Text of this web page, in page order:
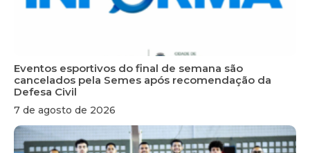
Eventos esportivos do final de semana são
cancelados pela Semes após recomendação da
Defesa Civil
7 de agosto de 2026